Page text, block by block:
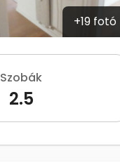
+19 fotó
Szobák
2.5